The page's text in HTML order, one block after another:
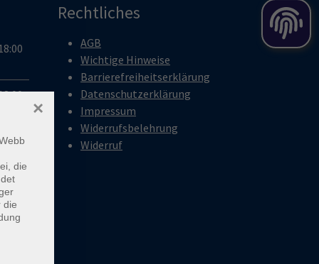
Rechtliches
AGB
Wichtige Hinweise
Barrierefreiheitserklärung
Datenschutzerklärung
Impressum
Widerrufsbelehrung
Widerruf
die
die
×